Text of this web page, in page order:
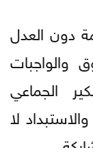
دون العدل
والواجبات
الجماعي
لا